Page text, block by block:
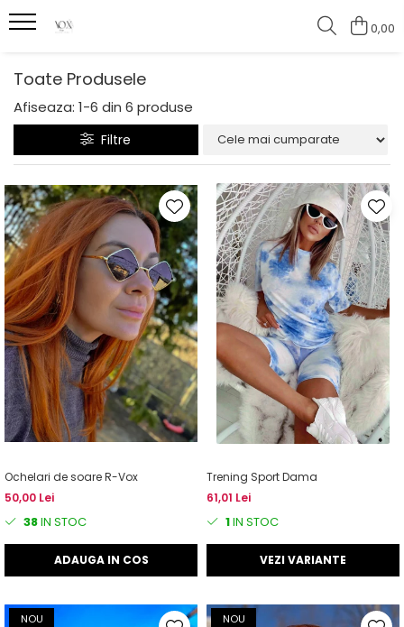
0,00
Toate Produsele
Afiseaza: 1-6 din 6 produse
Filtre
Ochelari de soare R-Vox
50,00 Lei
38IN STOC
ADAUGA IN COS
Trening Sport Dama
61,01 Lei
1IN STOC
VEZI VARIANTE
NOU NOU